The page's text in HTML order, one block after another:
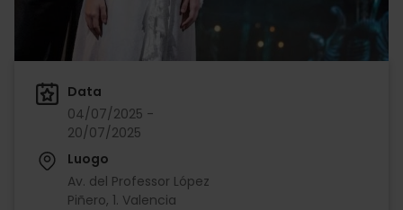
Data
04/07/2025 -
20/07/2025
Luogo
Av. del Professor López
Piñero, 1. Valencia